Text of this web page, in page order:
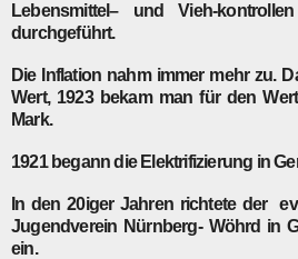
Lebensmittel– und Vieh-
durchgeführt.
Die Inflation nahm immer mehr zu.
Wert, 1923 bekam man für den
Mark.
1921 begann die Elektrifizierung in
In den 20iger Jahren richtete der
Jugendverein Nürnberg- Wöhrd in
ein.